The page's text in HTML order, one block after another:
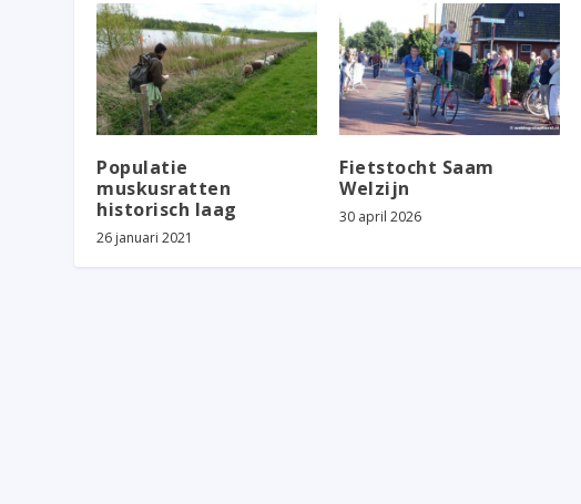
Populatie
muskusratten
historisch laag
26 januari 2021
Fietstocht Saam
Welzijn
30 april 2026